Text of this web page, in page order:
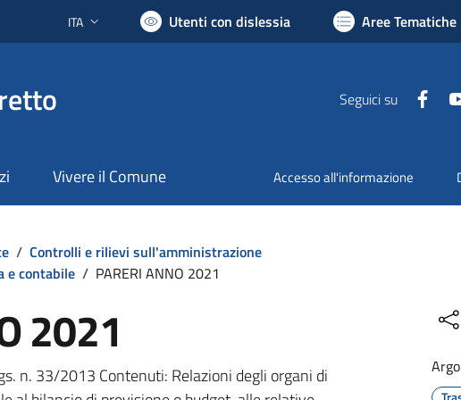
Lingua attiva:
ITA Utenti con dislessia Aree Tematiche
Seguici su
Vivere il Comune Accesso all'informazione
/ Controlli e rilievi sull'amministrazione
e contabile / PARERI ANNO 2021
2021
n. 33/2013 Contenuti: Relazioni degli organi di